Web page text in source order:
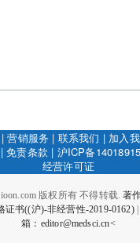
营销服务 | 联系我们 | 加入
|免责条款 | 沪ICP备
经营许可证
版权所有 不得转载.著
证书((沪)-非经营性-2019-0162)
箱：editor@medsci.cn<